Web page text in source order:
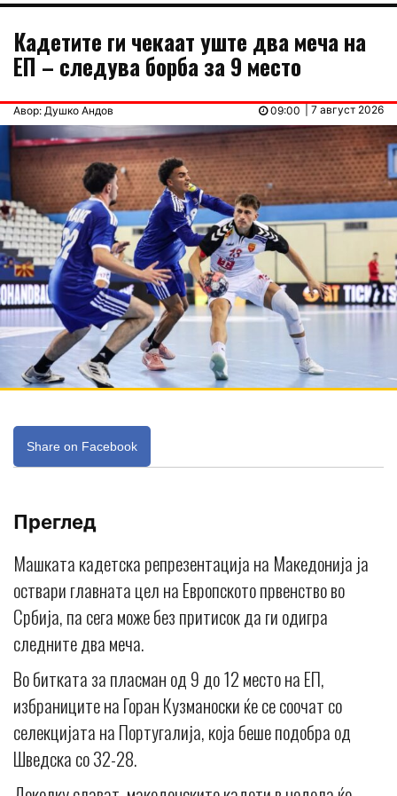
Кадетите ги чекаат уште два меча на
ЕП – следува борба за 9 место
Авор: Душко Андов | 7 август 2026
09:00
Share on Facebook
Преглед
Машката кадетска репрезентација на Македонија ја
оствари главната цел на Европското првенство во
Србија, па сега може без притисок да ги одигра
следните два меча.
Во битката за пласман од 9 до 12 место на ЕП,
избраниците на Горан Кузманоски ќе се соочат со
селекцијата на Португалија, која беше подобра од
Шведска со 32-28.